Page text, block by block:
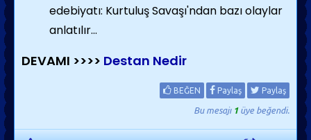
edebiyatı: Kurtuluş Savaşı'ndan bazı olaylar
anlatılır...
DEVAMI >>>> Destan Nedir
BEĞEN Paylaş Paylaş
Bu mesajı 1üye beğendi.